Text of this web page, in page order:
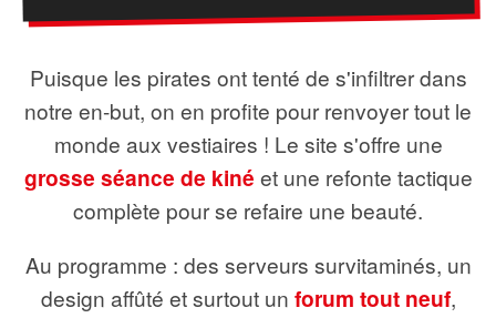
Puisque les pirates ont tenté de s'infiltrer dans
notre en-but, on en profite pour renvoyer tout le
monde aux vestiaires ! Le site s'offre une
grosse séance de kiné et une refonte tactique
complète pour se refaire une beauté.
Au programme : des serveurs survitaminés, un
design affûté et surtout un forum tout neuf,